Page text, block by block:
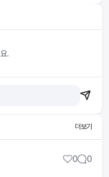
.
더보기
0 0